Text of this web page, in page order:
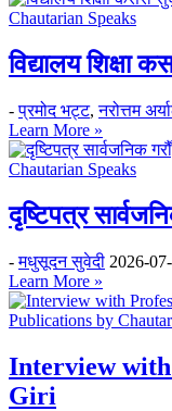
Chautarian Speaks
विद्यालय शिक्षा
-प्रमोद भट्ट,नरोत्तम
Learn More »
Chautarian Speaks
दृष्टिपत्र
-मधुसूदन सुवेदी 2026-
Learn More »
Publications by
Interview
Giri